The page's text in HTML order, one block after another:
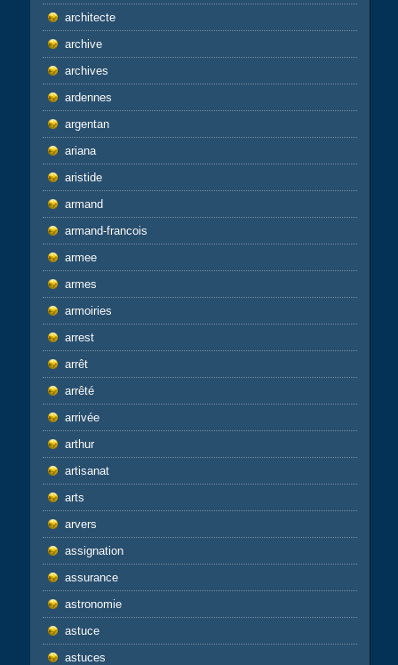
architecte
archive
archives
ardennes
argentan
ariana
aristide
armand
armand-francois
armee
armes
armoiries
arrest
arrêt
arrêté
arrivée
arthur
artisanat
arts
arvers
assignation
assurance
astronomie
astuce
astuces